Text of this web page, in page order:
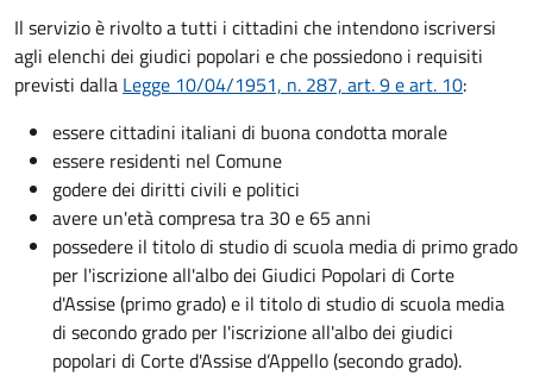
Il servizio è rivolto a tutti i cittadini che intendono iscriversi
agli elenchi dei giudici popolari e che possiedono i requisiti
previsti dalla Legge 10/04/1951, n. 287, art. 9 e art. 10:
essere cittadini italiani di buona condotta morale
essere residenti nel Comune
godere dei diritti civili e politici
avere un'età compresa tra 30 e 65 anni
possedere il titolo di studio di scuola media di primo grado
per l'iscrizione all'albo dei Giudici Popolari di Corte
d'Assise (primo grado) e il titolo di studio di scuola media
di secondo grado per l'iscrizione all'albo dei giudici
popolari di Corte d'Assise d’Appello (secondo grado).